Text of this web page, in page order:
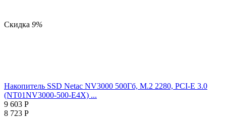
Скидка 9%
Накопитель SSD Netac NV3000 500Гб, M.2 2280, PCI-E 3.0
(NT01NV3000-500-E4X) ...
9 603 Р
8 723 Р